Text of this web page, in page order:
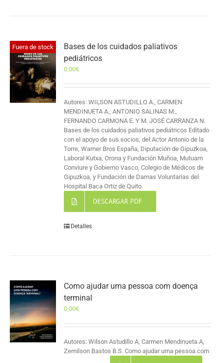
Fuera de stock
Bases de los cuidados paliativos
pediátricos
0,00€
Autores: WILSON ASTUDILLO A., CARMEN
MENDINUETA A., ANTONIO SALINAS M.,
FERNANDO CARMONA E. Y M. JOSÉ CARRANZA N.
Bases de los cuidados paliativos pediátricos Editado
con el apoyo de sus socios, del Actor Antonio de la
Torre, Warner Bros España, Diputación de Gipuzkoa,
Laboral Kutxa, Orona y Fundación Muñoa, Mutuam
Conviure y Gobierno Vasco, Colegio de Médicos de
Gipuzkoa, y Fundación de Damas Voluntarias del
Hospital Baca Ortiz de Quito.
DESCARGAR PDF
Detalles
Como ajudar uma pessoa com doença
terminal
0,00€
Autores: Wilson Astudillo A, Carmen Mendinueta A,
Zemilson Bastos B.S. Como ajudar uma pessoa com